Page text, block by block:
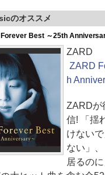
のオススメ
Best ～25th
ZARD
ZARD
h
ZARDが
信! 「揺
けない
ない」
居るの